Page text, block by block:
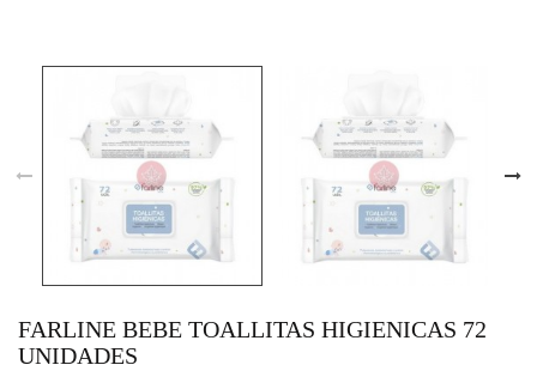
FARLINE BEBE TOALLITAS HIGIENICAS 72
UNIDADES